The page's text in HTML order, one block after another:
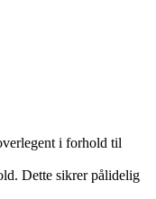
i forhold til
Dette sikrer pålidelig